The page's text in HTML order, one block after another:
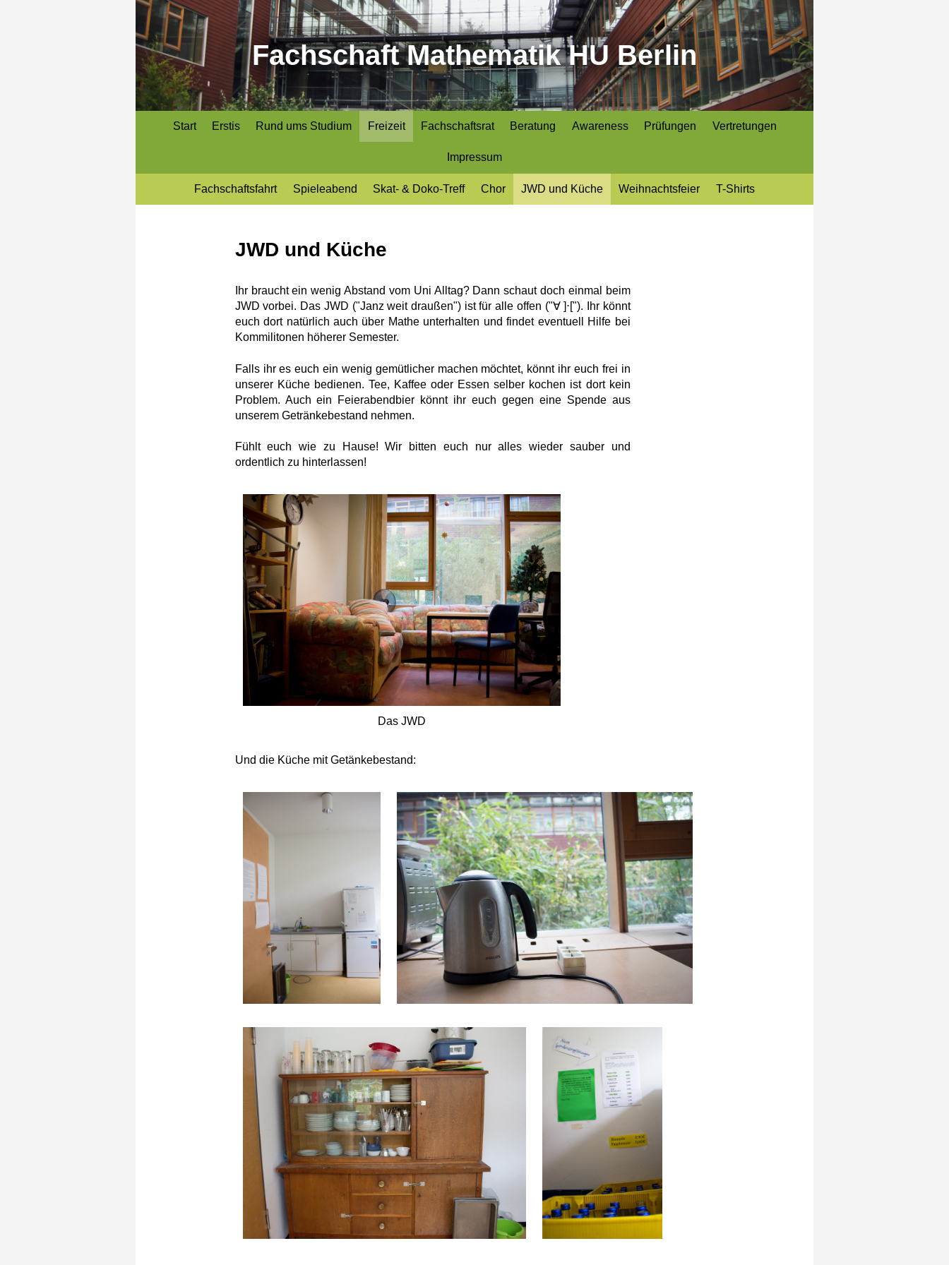
Fachschaft Mathematik HU Berlin
Start Erstis Rund ums Studium Freizeit Fachschaftsrat Beratung Awareness Prüfungen Vertretungen
Impressum
Fachschaftsfahrt Spieleabend Skat- & Doko-Treff Chor JWD und Küche Weihnachtsfeier T-Shirts
JWD und Küche
Ihr braucht ein wenig Abstand vom Uni Alltag? Dann schaut doch einmal beim
JWD vorbei. Das JWD ("Janz weit draußen") ist für alle offen ("∀ ]⋅["). Ihr könnt
euch dort natürlich auch über Mathe unterhalten und findet eventuell Hilfe bei
Kommilitonen höherer Semester.
Falls ihr es euch ein wenig gemütlicher machen möchtet, könnt ihr euch frei in
unserer Küche bedienen. Tee, Kaffee oder Essen selber kochen ist dort kein
Problem. Auch ein Feierabendbier könnt ihr euch gegen eine Spende aus
unserem Getränkebestand nehmen.
Fühlt euch wie zu Hause! Wir bitten euch nur alles wieder sauber und
ordentlich zu hinterlassen!
Das JWD
Und die Küche mit Getänkebestand: